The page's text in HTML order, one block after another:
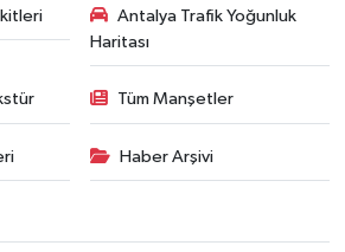
Antalya Trafik Yoğunluk
Haritası
Tüm Manşetler
Haber Arşivi